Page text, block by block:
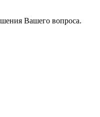
Вашего вопроса.